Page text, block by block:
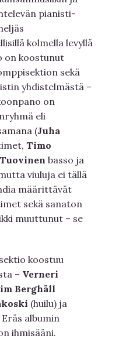
pianisti-
kolmella levyllä
on koostunut
sekä
yhdistelmästä –
on
eli
(Juha
Timo
basso ja
viuluja ei tällä
määrittävät
sekä sanaton
muuttunut – se
koostuu
– Verneri
Berghäll
(huilu) ja
albumin
ihmisääni.